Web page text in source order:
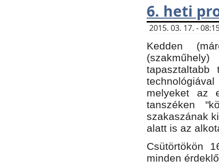
6. heti
2015. 03. 17. -
Kedden
tapasztaltabb
melyeket az
tanszéken
szakaszának
alatt is az
Csütörtökön
minden